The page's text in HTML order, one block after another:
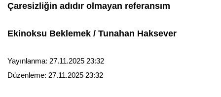
Çaresizliğin adıdır olmayan referansım
Ekinoksu Beklemek / Tunahan Haksever
Yayınlanma: 27.11.2025 23:32
Düzenleme: 27.11.2025 23:32